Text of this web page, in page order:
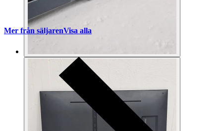
Mer från säljarenVisa alla